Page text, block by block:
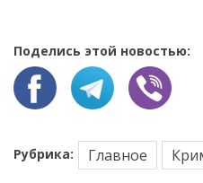
Поделись этой новостью:
Рубрика: Главное